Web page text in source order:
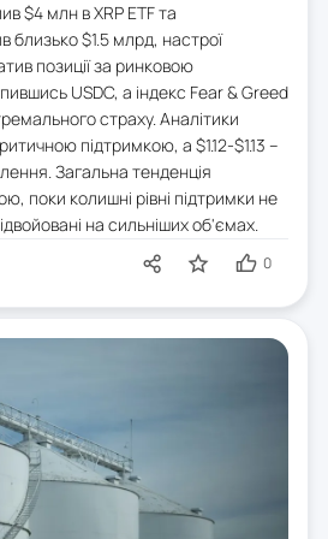
$4 млн в XRP ETF та
близько $1.5 млрд, настрої
позиції за ринковою
USDC, а індекс Fear & Greed
страху. Аналітики
підтримкою, а $1.12-$1.13 –
Загальна тенденція
поки колишні рівні підтримки не
на сильніших об'ємах.
0